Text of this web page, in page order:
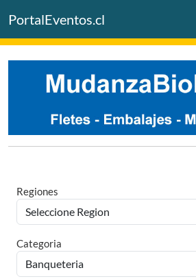
PortalEventos.cl
Regiones
Categoria